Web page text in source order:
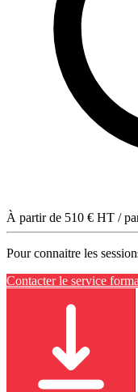
À partir de 510 € HT /
Pour connaitre les
Contacter le service